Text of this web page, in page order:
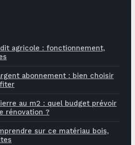
agricole : fonctionnement,
abonnement : bien choisir
au m2 : quel budget prévoir
rénovation ?
sur ce matériau bois,